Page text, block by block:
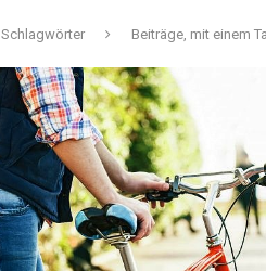
Schlagwörter Beiträge, mit einem